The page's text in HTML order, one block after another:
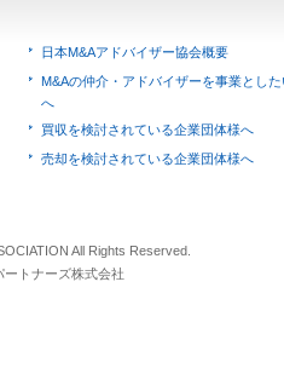
日本M&Aアドバイザー協会概要
M&Aの仲介・アドバイザーを事業とし
へ
買収を検討されている企業団体様へ
売却を検討されている企業団体様へ
All Rights Reserved.
ートナーズ株式会社